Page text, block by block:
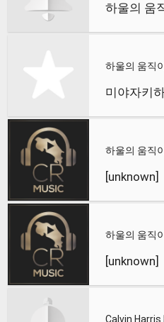
하울의 움
미야자키
[unknown]
[unknown]